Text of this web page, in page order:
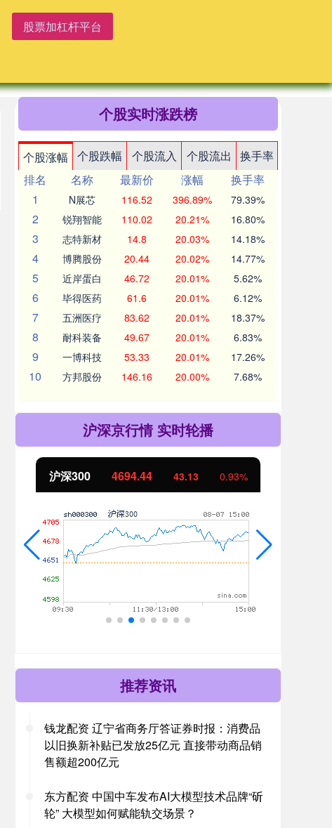
股票加杠杆平台
个股实时涨跌榜
个股涨幅 个股跌幅 个股流入 个股流出
换手率
排名
名称 最新价 涨幅
换手率
1
N展芯 116.52 396.89% 79.39%
2 锐翔智能 110.02 20.21% 16.80%
3 志特新材 14.8 20.03% 14.18%
4 博腾股份 20.44 20.02% 14.77%
5 近岸蛋白 46.72 20.01% 5.62%
6 毕得医药 61.6 20.01% 6.12%
7 五洲医疗 83.62 20.01% 18.37%
8 耐科装备 49.67 20.01% 6.83%
9 一博科技 53.33 20.01% 17.26%
10 方邦股份 146.16 20.00% 7.68%
沪深京行情 实时轮播
北证50 1134.24 11.37
推荐资讯
钱龙配资 辽宁省商务厅答证券时报：消费品
以旧换新补贴已发放25亿元 直接带动商品销
售额超200亿元
东方配资 中国中车发布AI大模型技术品牌“斫
轮” 大模型如何赋能轨交场景？